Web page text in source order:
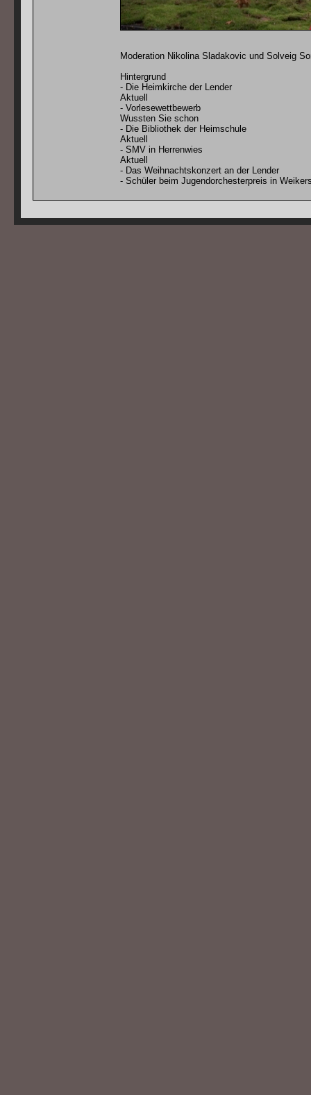
Moderation Nikolina Sladakovic und Solveig
Hintergrund
- Die Heimkirche der Lender
Aktuell
- Vorlesewettbewerb
Wussten Sie schon
- Die Bibliothek der Heimschule
Aktuell
- SMV in Herrenwies
Aktuell
- Das Weihnachtskonzert an der Lender
- Schüler beim Jugendorchesterpreis in